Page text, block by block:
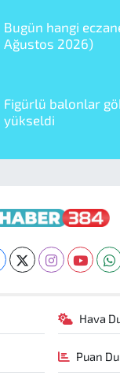
Bugün hangi
Ağustos 2026)
Figürlü balonlar
yükseldi
Hava
Puan